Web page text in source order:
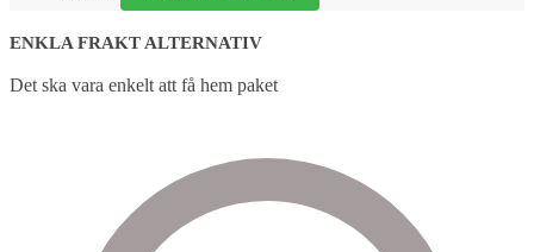
ENKLA FRAKT ALTERNATIV
Det ska vara enkelt att få hem paket